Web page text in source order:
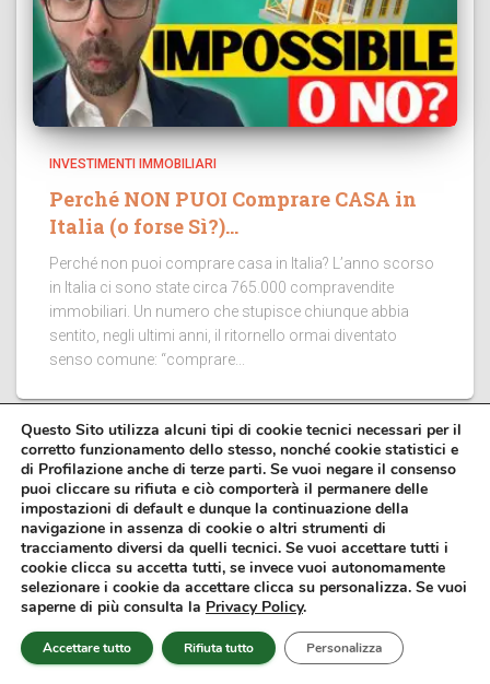
INVESTIMENTI IMMOBILIARI
Perché NON PUOI Comprare CASA in
Italia (o forse Sì?)…
Perché non puoi comprare casa in Italia? L’anno scorso
in Italia ci sono state circa 765.000 compravendite
immobiliari. Un numero che stupisce chiunque abbia
sentito, negli ultimi anni, il ritornello ormai diventato
senso comune: “comprare...
Affari Miei® è un portale di divulgazione finanziaria gestito
dall’omonima azienda.
Il sito tratta argomenti legati alla finanza personale e alla gestione
del patrimonio ed ha una natura puramente divulgativa. Pertanto, le
analisi riportate sono da considerarsi contenuti generali a scopo
Questo Sito utilizza alcuni tipi di cookie tecnici necessari per il
corretto funzionamento dello stesso, nonché cookie statistici e
di Profilazione anche di terze parti. Se vuoi negare il consenso
puoi cliccare su rifiuta e ciò comporterà il permanere delle
impostazioni di default e dunque la continuazione della
navigazione in assenza di cookie o altri strumenti di
tracciamento diversi da quelli tecnici. Se vuoi accettare tutti i
cookie clicca su accetta tutti, se invece vuoi autonomamente
selezionare i cookie da accettare clicca su personalizza. Se vuoi
saperne di più consulta la Privacy Policy.
Accettare tutto Rifiuta tutto Personalizza